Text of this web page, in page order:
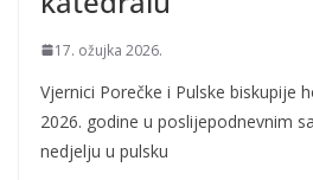
17. ožujka 2026.
Vjernici Porečke i Pulske biskupije
2026. godine u poslijepodnevnim
nedjelju u pulsku